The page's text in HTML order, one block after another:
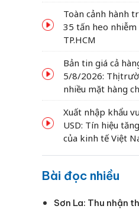
Toàn cảnh hành
35 tấn heo nhiễm
TP.HCM
Bản tin giá cả
5/8/2026: Thị
nhiều mặt hàng
Xuất nhập khẩu
USD: Tín hiệu
của kinh tế Việt
Bài đọc nhiều
Sơn La: Thu nhận